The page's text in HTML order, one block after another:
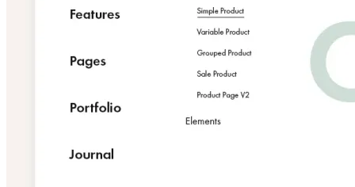
Bornozlar
Tüm Bornoz Çeşitleri